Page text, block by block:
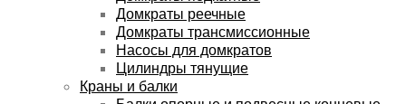
Домкраты реечные
Домкраты трансмиссионные
Насосы для домкратов
Цилиндры тянущие
Краны и балки